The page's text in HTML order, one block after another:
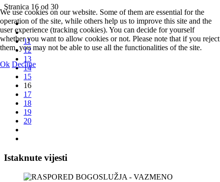
Stranica 16 od 30
11
12
13
14
15
16
17
18
19
20
Istaknute vijesti
We use cookies on our website. Some of them are essential for the
operation of the site, while others help us to improve this site and the
user experience (tracking cookies). You can decide for yourself
whether you want to allow cookies or not. Please note that if you reject
them, you may not be able to use all the functionalities of the site.
Ok Decline